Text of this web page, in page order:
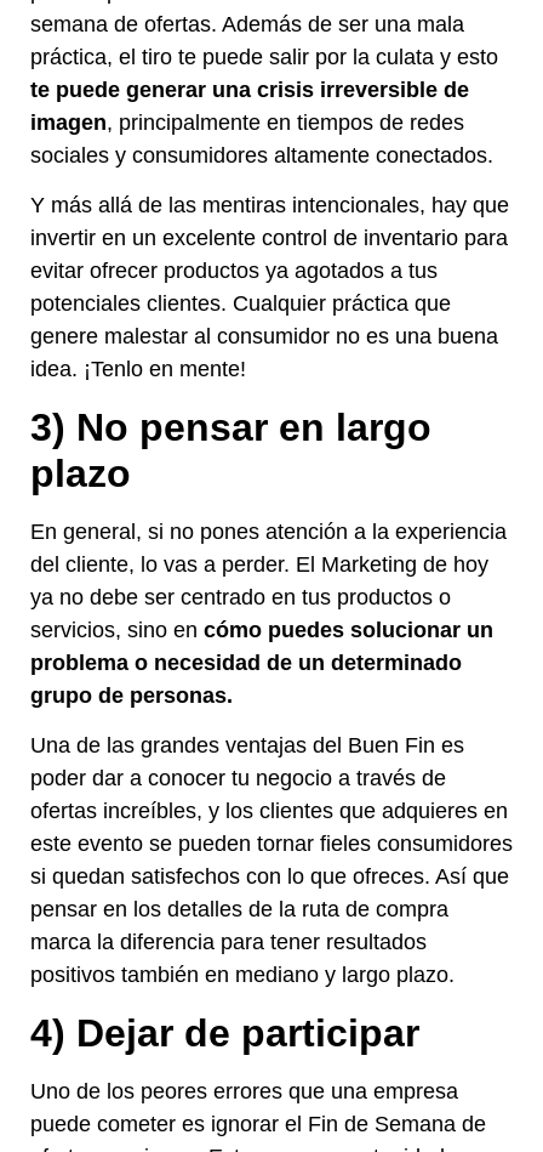
semana de ofertas. Además de ser una mala
práctica, el tiro te puede salir por la culata y esto
te puede generar una crisis irreversible de
imagen, principalmente en tiempos de redes
sociales y consumidores altamente conectados.
Y más allá de las mentiras intencionales, hay que
invertir en un excelente control de inventario para
evitar ofrecer productos ya agotados a tus
potenciales clientes. Cualquier práctica que
genere malestar al consumidor no es una buena
idea. ¡Tenlo en mente!
3) No pensar en largo
plazo
En general, si no pones atención a la experiencia
del cliente, lo vas a perder. El Marketing de hoy
ya no debe ser centrado en tus productos o
servicios, sino en cómo puedes solucionar un
problema o necesidad de un determinado
grupo de personas.
Una de las grandes ventajas del Buen Fin es
poder dar a conocer tu negocio a través de
ofertas increíbles, y los clientes que adquieres en
este evento se pueden tornar fieles consumidores
si quedan satisfechos con lo que ofreces. Así que
pensar en los detalles de la ruta de compra
marca la diferencia para tener resultados
positivos también en mediano y largo plazo.
4) Dejar de participar
Uno de los peores errores que una empresa
puede cometer es ignorar el Fin de Semana de